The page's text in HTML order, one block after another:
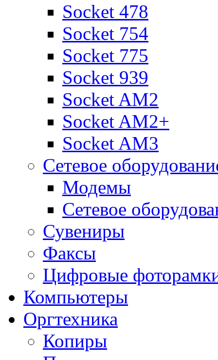
Socket 478
Socket 754
Socket 775
Socket 939
Socket AM2
Socket AM2+
Socket AM3
Сетевое
Модемы
Сетевое
Сувениры
Факсы
Цифровые
Компьютеры
Оргтехника
Копиры